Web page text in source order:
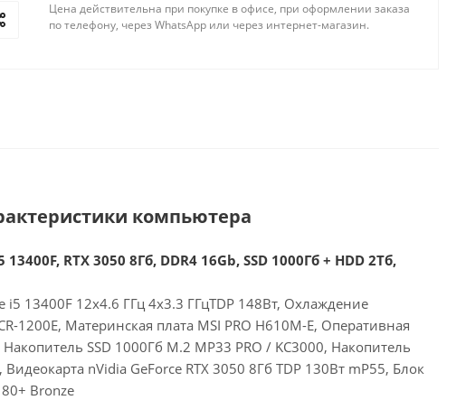
Цена действительна при покупке в офисе, при оформлении заказа
по телефону, через WhatsApp или через интернет-магазин.
компьютера
RTX 3050 8Гб, DDR4 16Gb, SSD 1000Гб + HDD 2Тб,
i5 13400F 12x4.6 ГГц 4x3.3 ГГцTDP 148Вт, Охлаждение
1200E, Материнская плата MSI PRO H610M-E, Оперативная
SSD 1000Гб M.2 MP33 PRO / KC3000, Накопитель
Видеокарта nVidia GeForce RTX 3050 8Гб TDP 130Вт mP55, Блок
Bronze